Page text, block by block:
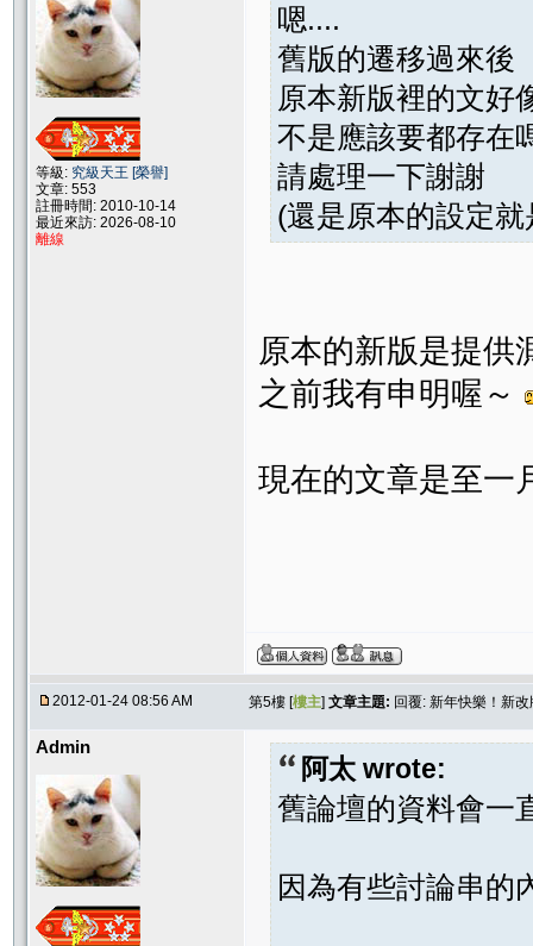
等級: 究級天王 [榮譽]
文章: 553
註冊時間: 2010-10-14
最近來訪: 2026-08-10
離線
嗯....
舊版的遷移過來後
原本新版裡的文好
不是應該要都存在
請處理一下謝謝
(還是原本的設定
原本的新版是提供
之前我有申明喔～
現在的文章是至一
2012-01-24 08:56 AM 第5樓 [樓主] 文章主題: 回覆: 新年快樂！新
Admin
阿太 wrote:
舊論壇的資料會一
因為有些討論串的